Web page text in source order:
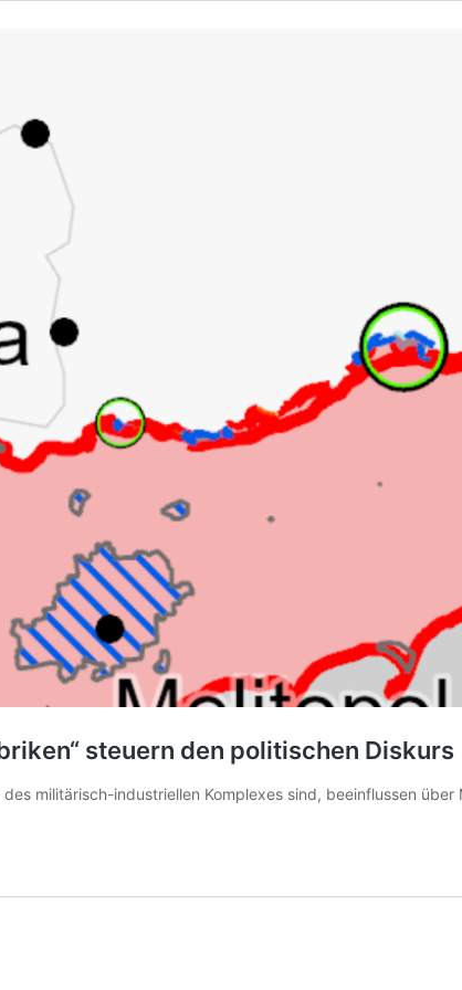
steuern den politischen Diskurs
militärisch-industriellen Komplexes sind, beeinflussen